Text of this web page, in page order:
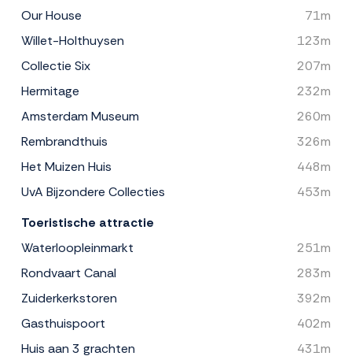
Our House
71m
Willet-Holthuysen
123m
Collectie Six
207m
Hermitage
232m
Amsterdam Museum
260m
Rembrandthuis
326m
Het Muizen Huis
448m
UvA Bijzondere Collecties
453m
Toeristische attractie
Waterloopleinmarkt
251m
Rondvaart Canal
283m
Zuiderkerkstoren
392m
Gasthuispoort
402m
Huis aan 3 grachten
431m